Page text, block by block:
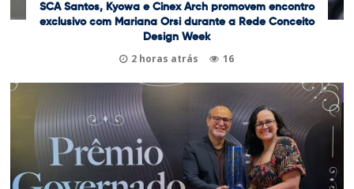
SCA Santos, Kyowa e Cinex Arch promovem encontro
exclusivo com Mariana Orsi durante a Rede Conceito
Design Week
2 horas atrás 16